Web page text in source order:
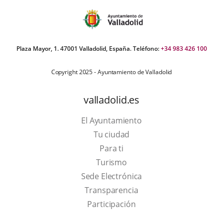
Plaza Mayor, 1. 47001 Valladolid, España. Teléfono:+34 983 426 100
Copyright 2025 - Ayuntamiento de Valladolid
valladolid.es
El Ayuntamiento
Tu ciudad
Para ti
TurismoThis
link
will
open
Sede Electrónica
Transparencia
Participación